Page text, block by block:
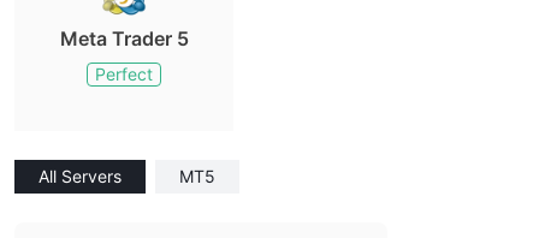
Meta Trader 5
Perfect
All Servers MT5